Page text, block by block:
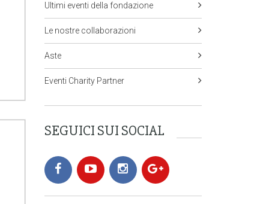
Ultimi eventi della fondazione
Le nostre collaborazioni
Aste
Eventi Charity Partner
SEGUICI SUI SOCIAL